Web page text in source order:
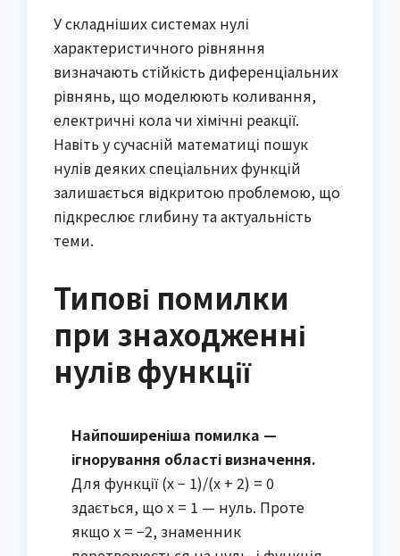
У складніших системах нулі
характеристичного рівняння
визначають стійкість диференціальних
рівнянь, що моделюють коливання,
електричні кола чи хімічні реакції.
Навіть у сучасній математиці пошук
нулів деяких спеціальних функцій
залишається відкритою проблемою, що
підкреслює глибину та актуальність
теми.
Типові помилки
при знаходженні
нулів функції
Найпоширеніша помилка —
ігнорування області визначення.
Для функції (x − 1)/(x + 2) = 0
здається, що x = 1 — нуль. Проте
якщо х = −2, знаменник